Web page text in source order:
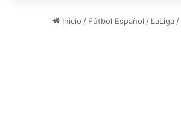
Inicio / Fútbol Español / LaLiga /